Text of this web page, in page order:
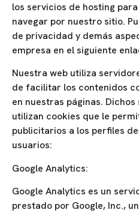
los servicios de hosting
navegar por nuestro sitio.
de privacidad y demás
empresa en el siguiente
Nuestra web utiliza
de facilitar los contenidos
en nuestras páginas.
utilizan cookies que le
publicitarios a los perfiles
usuarios:
Google Analytics:
Google Analytics es un
prestado por Google, Inc.,